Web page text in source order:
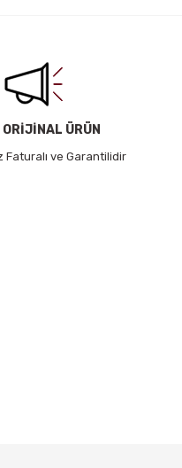
ÜRÜN
Faturalı ve Garantilidir